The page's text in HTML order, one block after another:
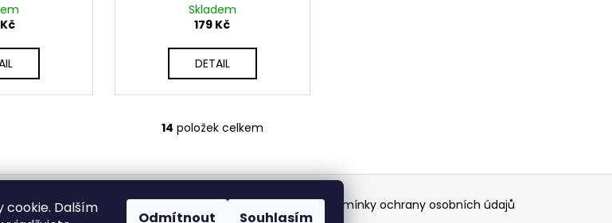
cookie. Dalším
Odmítnout Souhlasím
Skladem
179 Kč
DETAIL
O
l
d
14 položek celkem
Vrácení zboží Dopravy a platby BEZPEČNÝ NÁKUP
Podmínky ochrany osobních údajů